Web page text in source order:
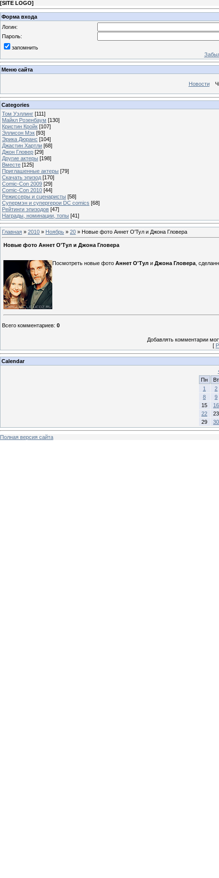
[SITE LOGO]
Форма входа
Логин:
Пароль:
запомнить
Меню сайта
Новости
Categories
Том Уэллинг [111]
Майкл Розенбаум [130]
Кристин Кройк [107]
Эллисон Мэк [93]
Эрика Дюранс [104]
Джастин Хартли [68]
Джон Гловер [29]
Другие актеры [198]
Вместе [125]
Приглашенные актеры [79]
Скачать эпизод [170]
Comic-Con 2009 [29]
Comic-Con 2010 [44]
Режиссеры и сценаристы [58]
Супермэн и супергерои DC comics [68]
Рейтинги эпизодов [47]
Награды, номинации, топы [41]
Главная » 2010 » Ноябрь » 20 » Новые фото Аннет О'Тул и Джона Гловера
Новые фото Аннет О'Тул и Джона Гловера
Посмотреть новые фото Аннет О'Тул и Джона Гловера ,
Всего комментариев: 0
Добавлять комментарии
[
Calendar
Пн
Вт
1
2
8
9
15
16
22
23
29
30
Полная версия сайта